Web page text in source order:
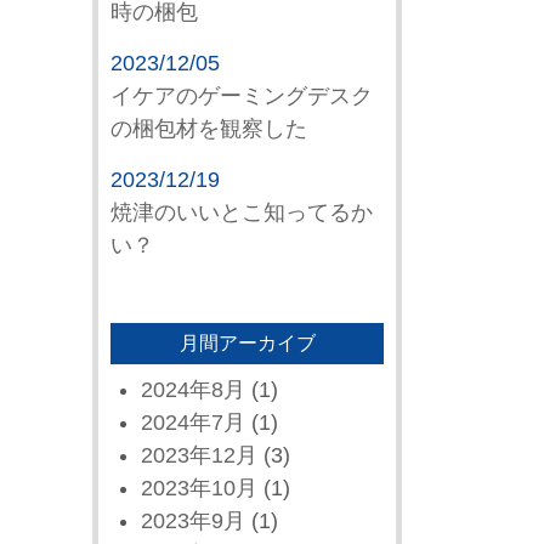
時の梱包
2023/12/05
イケアのゲーミングデスク
の梱包材を観察した
2023/12/19
焼津のいいとこ知ってるか
い？
月間アーカイブ
2024年8月 (1)
2024年7月 (1)
2023年12月 (3)
2023年10月 (1)
2023年9月 (1)